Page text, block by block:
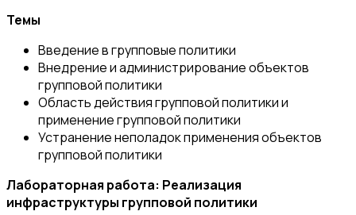
Темы
Введение в групповые политики
Внедрение и администрирование объектов
групповой политики
Область действия групповой политики и
применение групповой политики
Устранение неполадок применения объектов
групповой политики
Лабораторная работа: Реализация
инфраструктуры групповой политики